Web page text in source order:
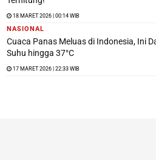
18 MARET 2026 | 00:14 WIB
NASIONAL
Cuaca Panas Meluas di Indonesia, Ini
Suhu hingga 37°C
17 MARET 2026 | 22:33 WIB